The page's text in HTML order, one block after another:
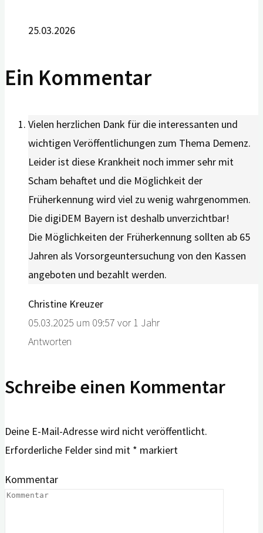
25.03.2026
Ein Kommentar
Vielen herzlichen Dank für die interessanten und
wichtigen Veröffentlichungen zum Thema Demenz.
Leider ist diese Krankheit noch immer sehr mit
Scham behaftet und die Möglichkeit der
Früherkennung wird viel zu wenig wahrgenommen.
Die digiDEM Bayern ist deshalb unverzichtbar!
Die Möglichkeiten der Früherkennung sollten ab 65
Jahren als Vorsorgeuntersuchung von den Kassen
angeboten und bezahlt werden.
Christine Kreuzer
05.03.2025 um 09:57 vor 1 Jahr
Antworten
Schreibe einen Kommentar
Deine E-Mail-Adresse wird nicht veröffentlicht.
Erforderliche Felder sind mit * markiert
Kommentar